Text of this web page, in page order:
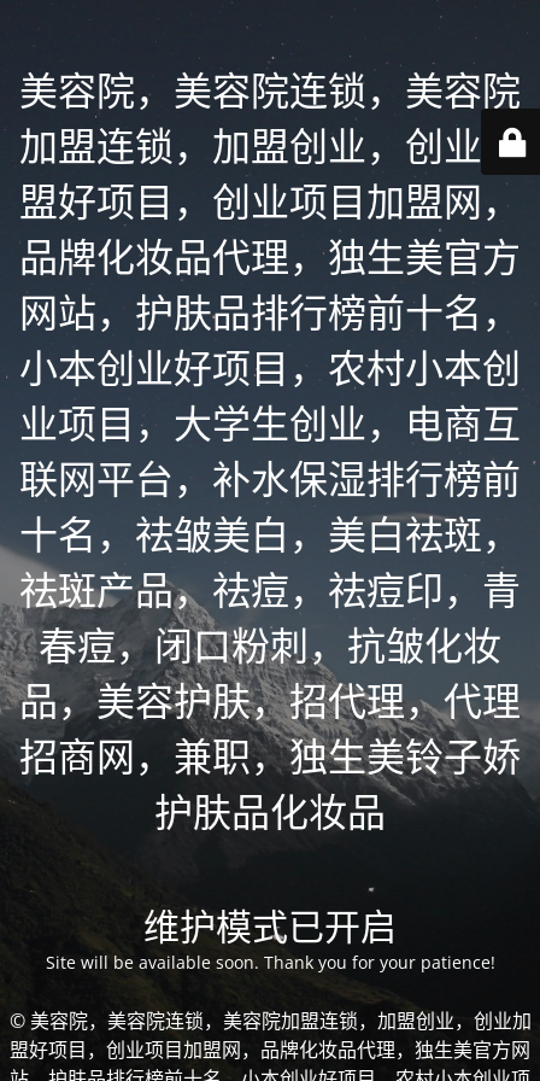
美容院，美容院连锁，美容院
加盟连锁，加盟创业，创业加
盟好项目，创业项目加盟网，
品牌化妆品代理，独生美官方
网站，护肤品排行榜前十名，
小本创业好项目，农村小本创
业项目，大学生创业，电商互
联网平台，补水保湿排行榜前
十名，祛皱美白，美白祛斑，
祛斑产品，祛痘，祛痘印，青
春痘，闭口粉刺，抗皱化妆
品，美容护肤，招代理，代理
招商网，兼职，独生美铃子娇
护肤品化妆品
维护模式已开启
Site will be available soon. Thank you for your patience!
© 美容院，美容院连锁，美容院加盟连锁，加盟创业，创业加
盟好项目，创业项目加盟网，品牌化妆品代理，独生美官方网